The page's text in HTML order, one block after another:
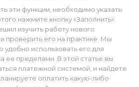
эти функции, необходимо указать
нажмите кнопку «Заполнить».
изучить работу нового
проверить его на практике. Мы
удобно использовать его для
ее пределами. В этой статье вы
платежной системой, и найдете
оплатить какую-либо